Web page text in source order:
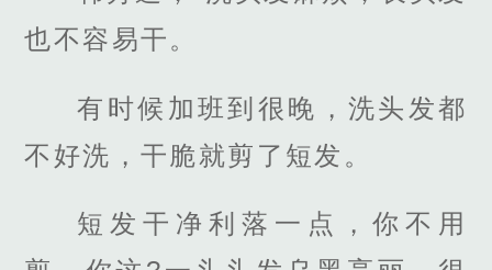
也不容易干。
有时候加班到很晚，洗头发都
不好洗，干脆就剪了短发。
短发干净利落一点，你不用